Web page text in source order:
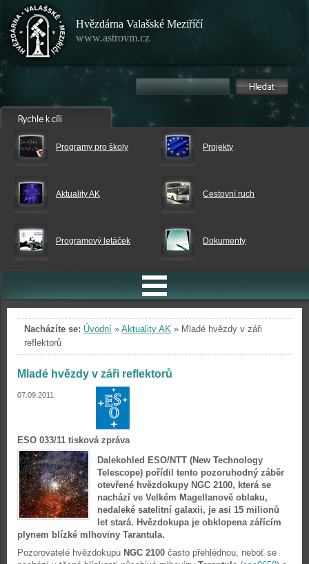
Hvězdárna Valašské Meziříčí
www.astrovm.cz
Programy pro školy Projekty
Aktuality AK Cestovní ruch
Programový letáček Dokumenty
Nacházíte se: Úvodní » Aktuality AK » Mladé hvězdy v záři
reflektorů
Mladé hvězdy v záři reflektorů
07.09.2011
ESO 033/11 tisková zpráva
Dalekohled ESO/NTT (New Technology
Telescope) pořídil tento pozoruhodný záběr
otevřené hvězdokupy NGC 2100, která se
nachází ve Velkém Magellanově oblaku,
nedaleké satelitní galaxii, je asi 15 milionů
let stará. Hvězdokupa je obklopena zářícím
plynem blízké mlhoviny Tarantula.
Pozorovatelé hvězdokupu NGC 2100 často přehlédnou, neboť se